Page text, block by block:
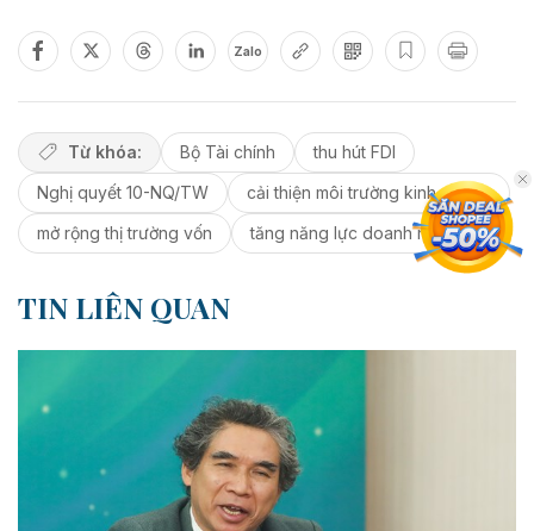
Zalo
Từ khóa: Bộ Tài chính
thu hút FDI
Nghị quyết 10-NQ/TW
cải thiện môi trường kinh doanh
mở rộng thị trường vốn
tăng năng lực doanh nghiệp
TIN LIÊN QUAN